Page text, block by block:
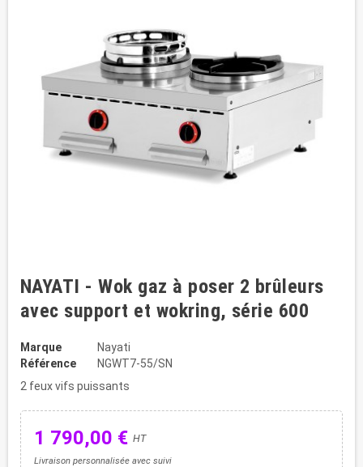
NAYATI - Wok gaz à poser 2 brûleurs
avec support et wokring, série 600
Marque
Nayati
Référence
NGWT7-55/SN
2 feux vifs puissants
1 790,00 € HT
Livraison personnalisée avec suivi